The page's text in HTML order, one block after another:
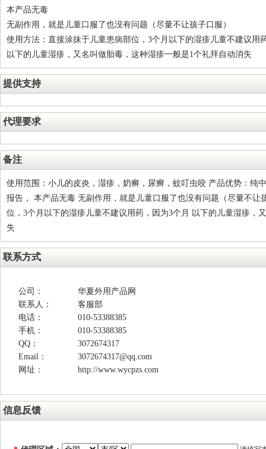
本产品无毒
无副作用，就是儿童口服了也没有问题（尽量不让孩子口服）
使用方法：直接涂抹于儿童患病部位，3个月以下的湿疹儿童不建议用
以下的儿童湿疹，又名叫做胎毒，这种湿疹一般是1个礼拜自动消失
提供支持
代理要求
备注
使用范围：小儿的皮炎，湿疹，奶癣，尿癣，蚊叮虫咬 产品优势：纯
报告， 本产品无毒 无副作用，就是儿童口服了也没有问题（尽量不
位，3个月以下的湿疹儿童不建议用药，因为3个月 以下的儿童湿疹，
失
联系方式
公司：
华夏外用产品网
联系人：
客服部
电话：
010-53388385
手机：
010-53388385
QQ：
3072674317
Email：
3072674317@qq.com
网址：
http://www.wycpzs.com
信息反馈